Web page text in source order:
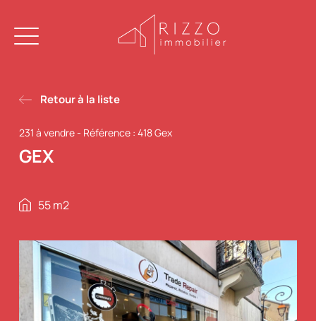
Retour à la liste
231 à vendre- Référence : 418 Gex
GEX
55 m2